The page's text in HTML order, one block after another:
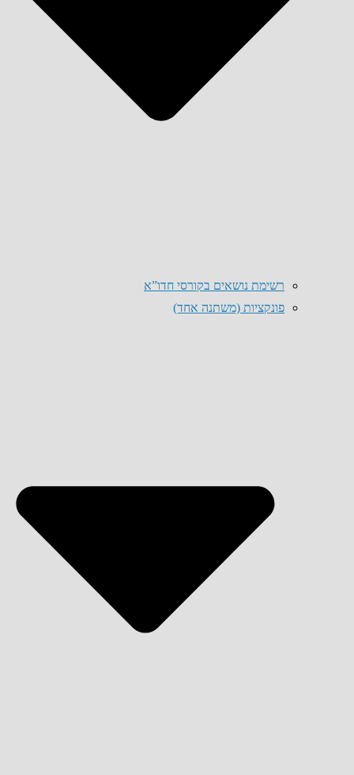
רשימת נושאים בקורסי חדו”א
פונקציות (משתנה אחד)